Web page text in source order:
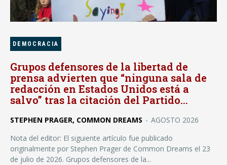
DEMOCRACIA
Grupos defensores de la libertad de
prensa advierten que “ninguna sala de
redacción en Estados Unidos está a
salvo” tras la citación del Partido...
STEPHEN PRAGER, COMMON DREAMS - AGOSTO 2026
Nota del editor: El siguiente artículo fue publicado
originalmente por Stephen Prager de Common Dreams el 23
de julio de 2026. Grupos defensores de la...